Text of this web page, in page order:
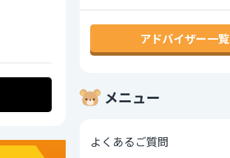
アドバイザー一覧
メニュー
よくあるご質問